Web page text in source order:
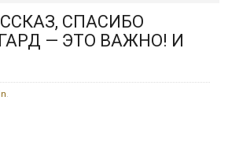
СПАСИБО
— ЭТО ВАЖНО! И
.